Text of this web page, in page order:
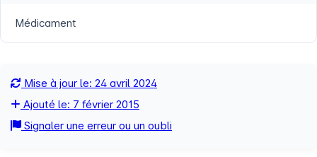
Médicament
Mise à jour le: 24 avril 2024
Ajouté le: 7 février 2015
Signaler une erreur ou un oubli